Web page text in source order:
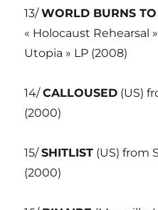
13/WORLD BURNS
« Holocaust Rehearsal
Utopia » LP (2008)
14/CALLOUSED (US)
(2000)
15/SHITLIST (US) from
(2000)